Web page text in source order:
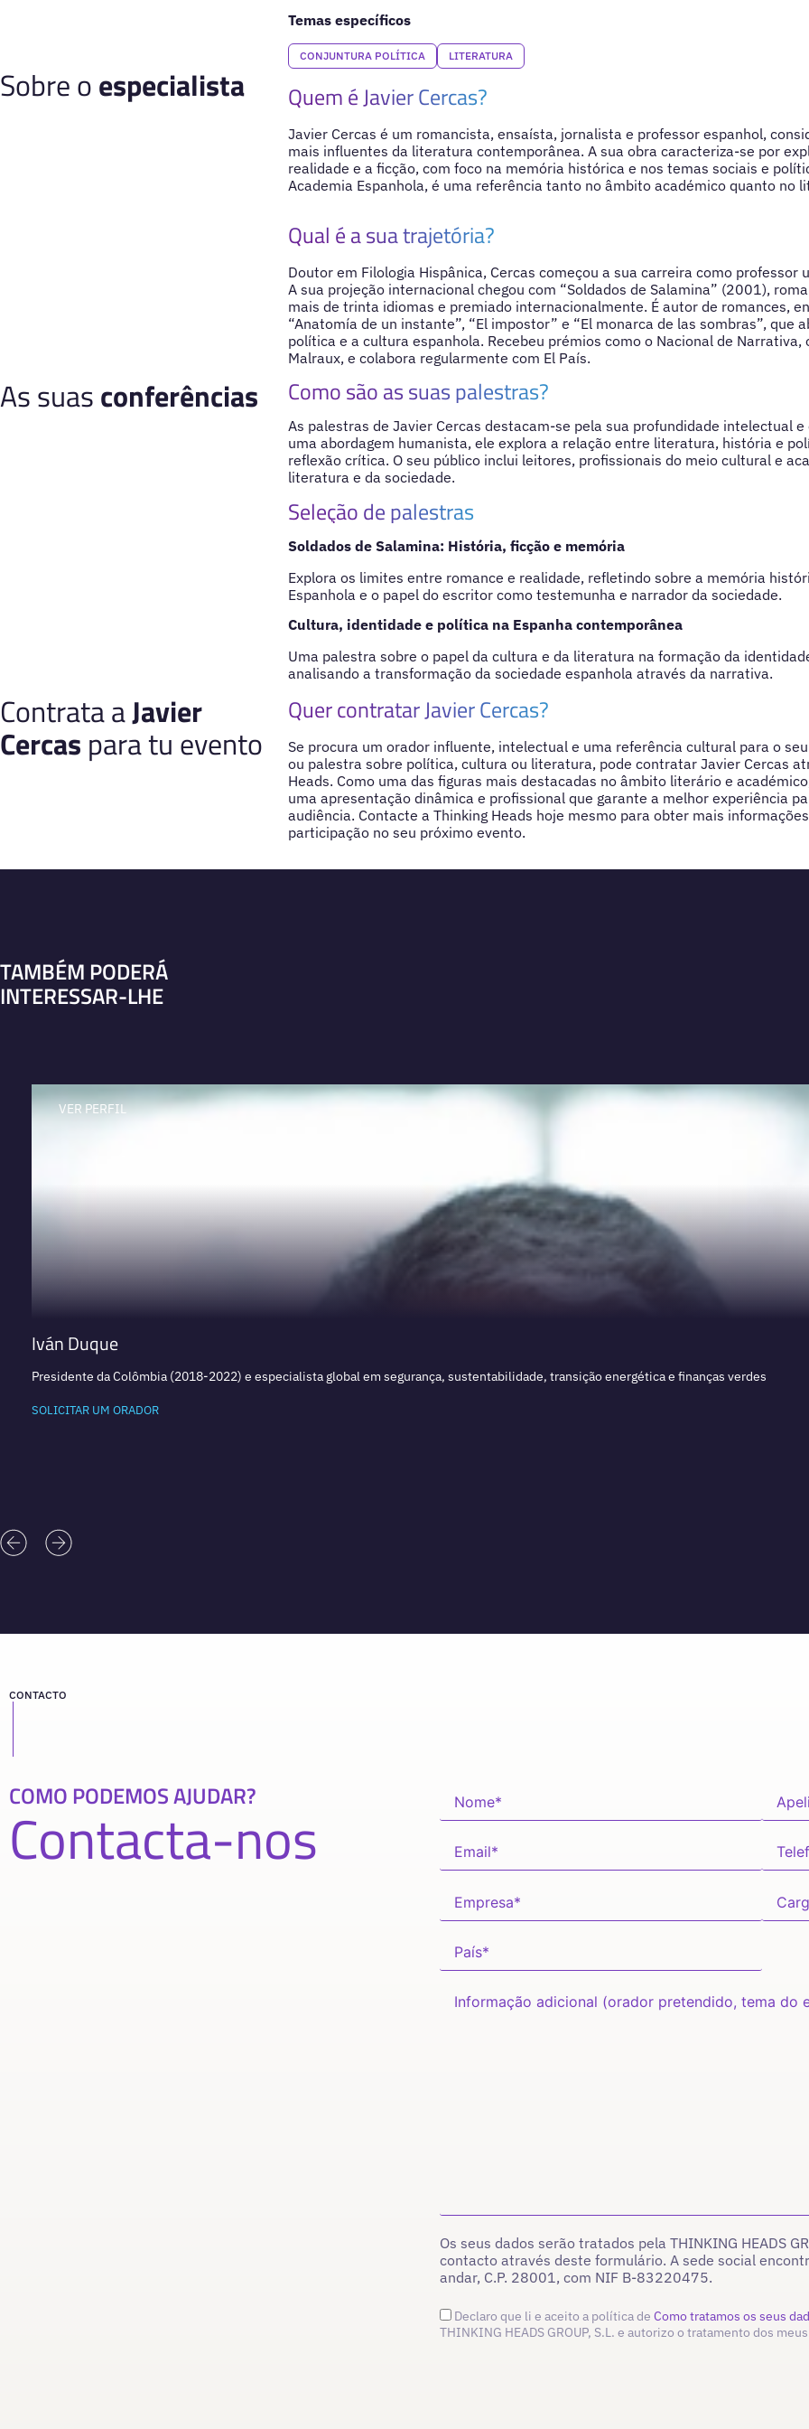
Temas específicos
CONJUNTURA POLÍTICA LITERATURA
Sobre oespecialista Quem é Javier Cercas?
Javier Cercas é um romancista, ensaísta, jornalista e professor espanhol,
mais influentes da literatura contemporânea. A sua obra caracteriza-se por
realidade e a ficção, com foco na memória histórica e nos temas sociais e
Academia Espanhola, é uma referência tanto no âmbito académico quanto no
Qual é a sua trajetória?
Doutor em Filologia Hispânica, Cercas começou a sua carreira como professor
A sua projeção internacional chegou com “Soldados de Salamina” (2001),
mais de trinta idiomas e premiado internacionalmente. É autor de romances,
“Anatomía de un instante”, “El impostor” e “El monarca de las sombras”, que
política e a cultura espanhola. Recebeu prémios como o Nacional de Narrativa,
Malraux, e colabora regularmente com El País.
As suasconferências Como são as suas palestras?
As palestras de Javier Cercas destacam-se pela sua profundidade intelectual e
uma abordagem humanista, ele explora a relação entre literatura, história e
reflexão crítica. O seu público inclui leitores, profissionais do meio cultural e
literatura e da sociedade.
Seleção de palestras
Soldados de Salamina: História, ficção e memória
Explora os limites entre romance e realidade, refletindo sobre a memória
Espanhola e o papel do escritor como testemunha e narrador da sociedade.
Cultura, identidade e política na Espanha contemporânea
Uma palestra sobre o papel da cultura e da literatura na formação da
analisando a transformação da sociedade espanhola através da narrativa.
Contrata aJavier
Cercas para tu evento
Quer contratar Javier Cercas?
Se procura um orador influente, intelectual e uma referência cultural para o
ou palestra sobre política, cultura ou literatura, pode contratar Javier Cercas
Heads. Como uma das figuras mais destacadas no âmbito literário e
uma apresentação dinâmica e profissional que garante a melhor experiência
audiência. Contacte a Thinking Heads hoje mesmo para obter mais
participação no seu próximo evento.
TAMBÉM PODERÁ
INTERESSAR-LHE
VER PERFIL
Iván Duque
Presidente da Colômbia (2018-2022) e especialista global em segurança, sustentabilidade, transição energética e finanças verdes
SOLICITAR UM ORADOR
CONTACTO
COMO PODEMOS AJUDAR?
Contacta-nos
Os seus dados serão tratados pela THINKING HEADS
contacto através deste formulário. A sede social
andar, C.P. 28001, com NIF B-83220475.
Declaro que li e aceito a política de Como tratamos os seus
THINKING HEADS GROUP, S.L. e autorizo o tratamento dos